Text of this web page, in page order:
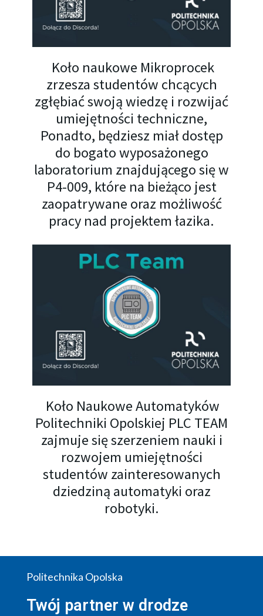
Koło naukowe Mikroprocek
zrzesza studentów chcących
zgłębiać swoją wiedzę i rozwijać
umiejętności techniczne,
Ponadto, będziesz miał dostęp
do bogato wyposażonego
laboratorium znajdującego się w
P4-009, które na bieżąco jest
zaopatrywane oraz możliwość
pracy nad projektem łazika.
Koło Naukowe Automatyków
Politechniki Opolskiej PLC TEAM
zajmuje się szerzeniem nauki i
rozwojem umiejętności
studentów zainteresowanych
dziedziną automatyki oraz
robotyki.
Politechnika Opolska
Twój partner w drodze